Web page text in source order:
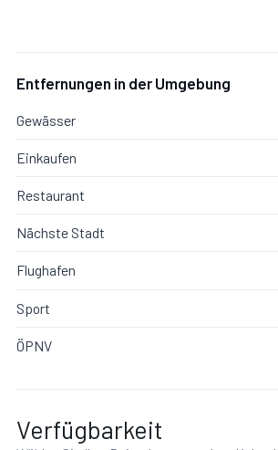
Entfernungen in der Umgebung
Gewässer
Einkaufen
Restaurant
Nächste Stadt
Flughafen
Sport
ÖPNV
Verfügbarkeit